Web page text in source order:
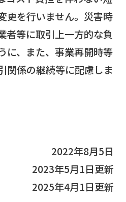
更を行いません。災害時
者等に取引上一方的な負
に、また、事業再開時等
関係の継続等に配慮しま
2022年8月5日
2023年5月1日更新
2025年4月1日更新